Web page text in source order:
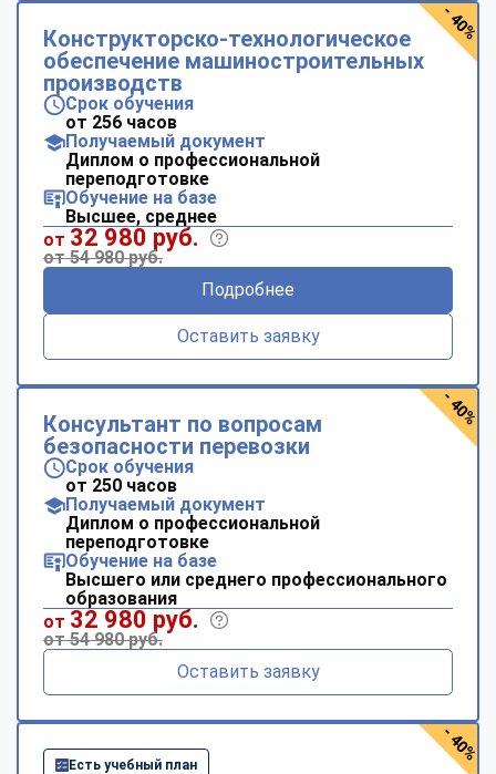
Конструкторско-технологическое
обеспечение машиностроительных
производств
Срок обучения
от 256 часов
Получаемый документ
Диплом о профессиональной
переподготовке
Обучение на базе
Высшее, среднее
от 32 980 руб.
от 54 980 руб.
Подробнее
Оставить заявку
- 40%
Консультант по вопросам
безопасности перевозки
Срок обучения
от 250 часов
Получаемый документ
Диплом о профессиональной
переподготовке
Обучение на базе
Высшего или среднего профессионального
образования
от 32 980 руб.
от 54 980 руб.
Оставить заявку
- 40%
Есть учебный план
- 40%